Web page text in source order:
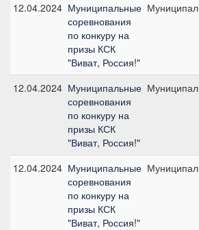
12.04.2024 Муниципальные
соревнования
по конкуру на
призы КСК
"Виват, Россия!"
12.04.2024 Муниципальные
соревнования
по конкуру на
призы КСК
"Виват, Россия!"
12.04.2024 Муниципальные
соревнования
по конкуру на
призы КСК
"Виват, Россия!"